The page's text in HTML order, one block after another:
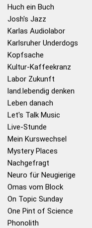
Huch ein Buch
Josh's Jazz
Karlas Audiolabor
Karlsruher Underdogs
Kopfsache
Kultur-Kaffeekranz
Labor Zukunft
land.lebendig denken
Leben danach
Let's Talk Music
Live-Stunde
Mein Kurswechsel
Mystery Places
Nachgefragt
Neuro für Neugierige
Omas vom Block
On Topic Sunday
One Pint of Science
Phonolith